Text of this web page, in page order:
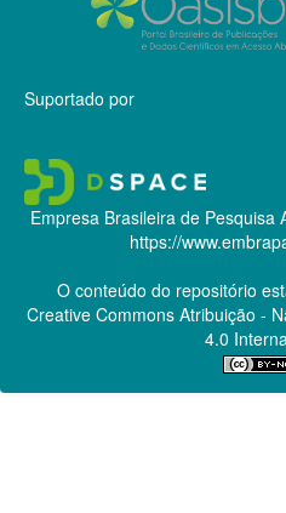
Suportado por
Empresa Brasileira de Pesquisa
https://
O conteúdo do repositório
Creative CommonsAtribuição -
4.0